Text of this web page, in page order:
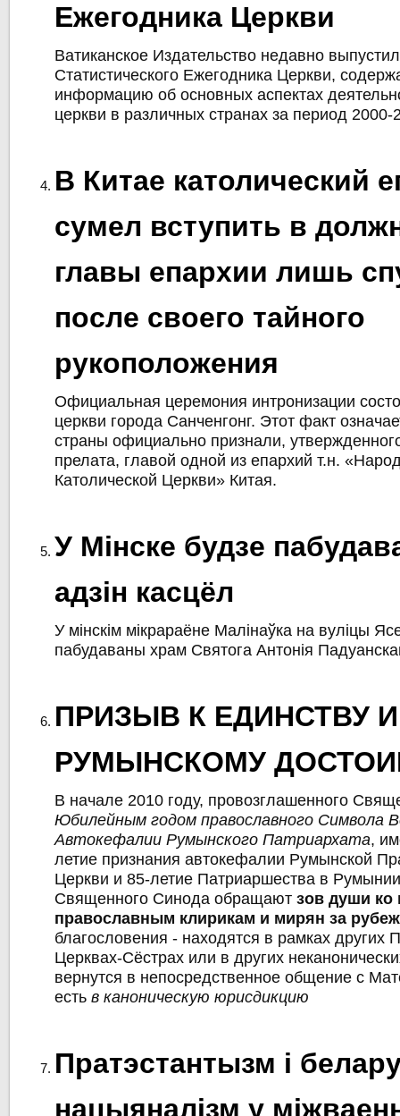
Ежегодника Церкви
Ватиканское Издательство недавно
Статистического Ежегодника Церкви,
информацию об основных аспектах
церкви в различных странах за период 2000-
В Китае католический
сумел вступить в
главы епархии лишь
после своего тайного
рукоположения
Официальная церемония интронизации
церкви города Санченгонг. Этот факт
страны официально признали,
прелата, главой одной из епархий т.н.
Католической Церкви» Китая.
У Мінске будзе
адзін касцёл
У мінскім мікрараёне Малінаўка на вуліцы
пабудаваны храм Святога Антонія
ПРИЗЫВ К ЕДИНСТВУ И
РУМЫНСКОМУ
В начале 2010 году, провозглашенного
Юбилейным годом православного Символа
Автокефалии Румынского Патриархата,
летие признания автокефалии Румынской
Церкви и 85-летие Патриаршества в
Священного Синода обращаютзов души
православным клирикам и мирян за
благословения - находятся в рамках других
Церквах-Сёстрах или в других
вернутся в непосредственное общение с
естьв каноническую юрисдикцию
Пратэстантызм і
нацыяналізм у